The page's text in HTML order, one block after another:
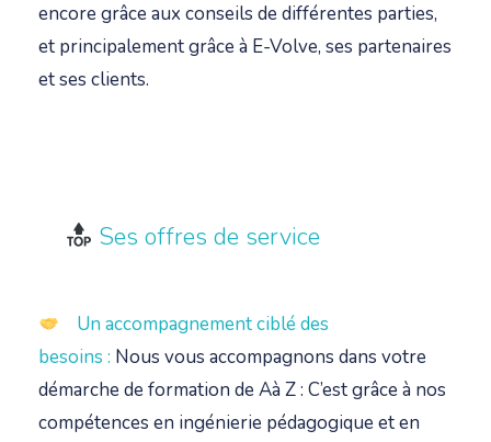
encore grâce aux conseils de différentes parties,
et principalement grâce à E-Volve, ses partenaires
et ses clients.
Ses offres de service
Un accompagnement ciblé des
besoins : Nous vous accompagnons dans votre
démarche de formation deAà Z : C’est grâce à nos
compétences en ingénierie pédagogique et en